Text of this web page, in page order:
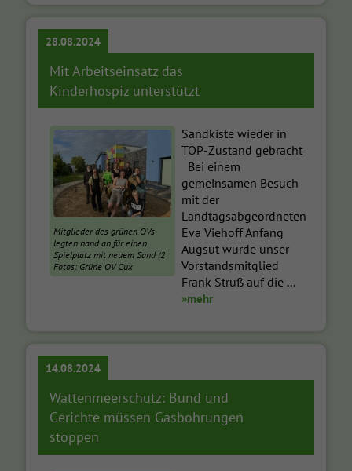
28.08.2024
Mit Arbeitseinsatz das
Kinderhospiz unterstützt
Mitglieder des grünen OVs
legten hand an für einen
Spielplatz mit neuem Sand (2
Fotos: Grüne OV Cux
Sandkiste wieder in
TOP-Zustand gebracht
Bei einem
gemeinsamen Besuch
mit der
Landtagsabgeordneten
Eva Viehoff Anfang
Augsut wurde unser
Vorstandsmitglied
Frank Struß auf die ...
»mehr
14.08.2024
Wattenmeerschutz: Bund und
Gerichte müssen Gasbohrungen
stoppen